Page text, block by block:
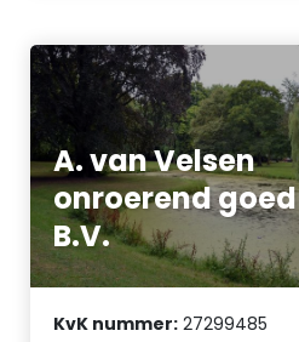
A. van Velsen
onroerend goed
B.V.
KvK nummer: 27299485